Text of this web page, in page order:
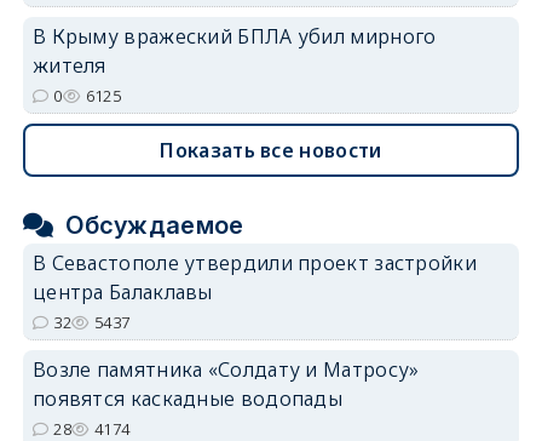
В Крыму вражеский БПЛА убил мирного
жителя
0 6125
Показать все новости
Обсуждаемое
В Севастополе утвердили проект застройки
центра Балаклавы
32 5437
Возле памятника «Солдату и Матросу»
появятся каскадные водопады
28 4174